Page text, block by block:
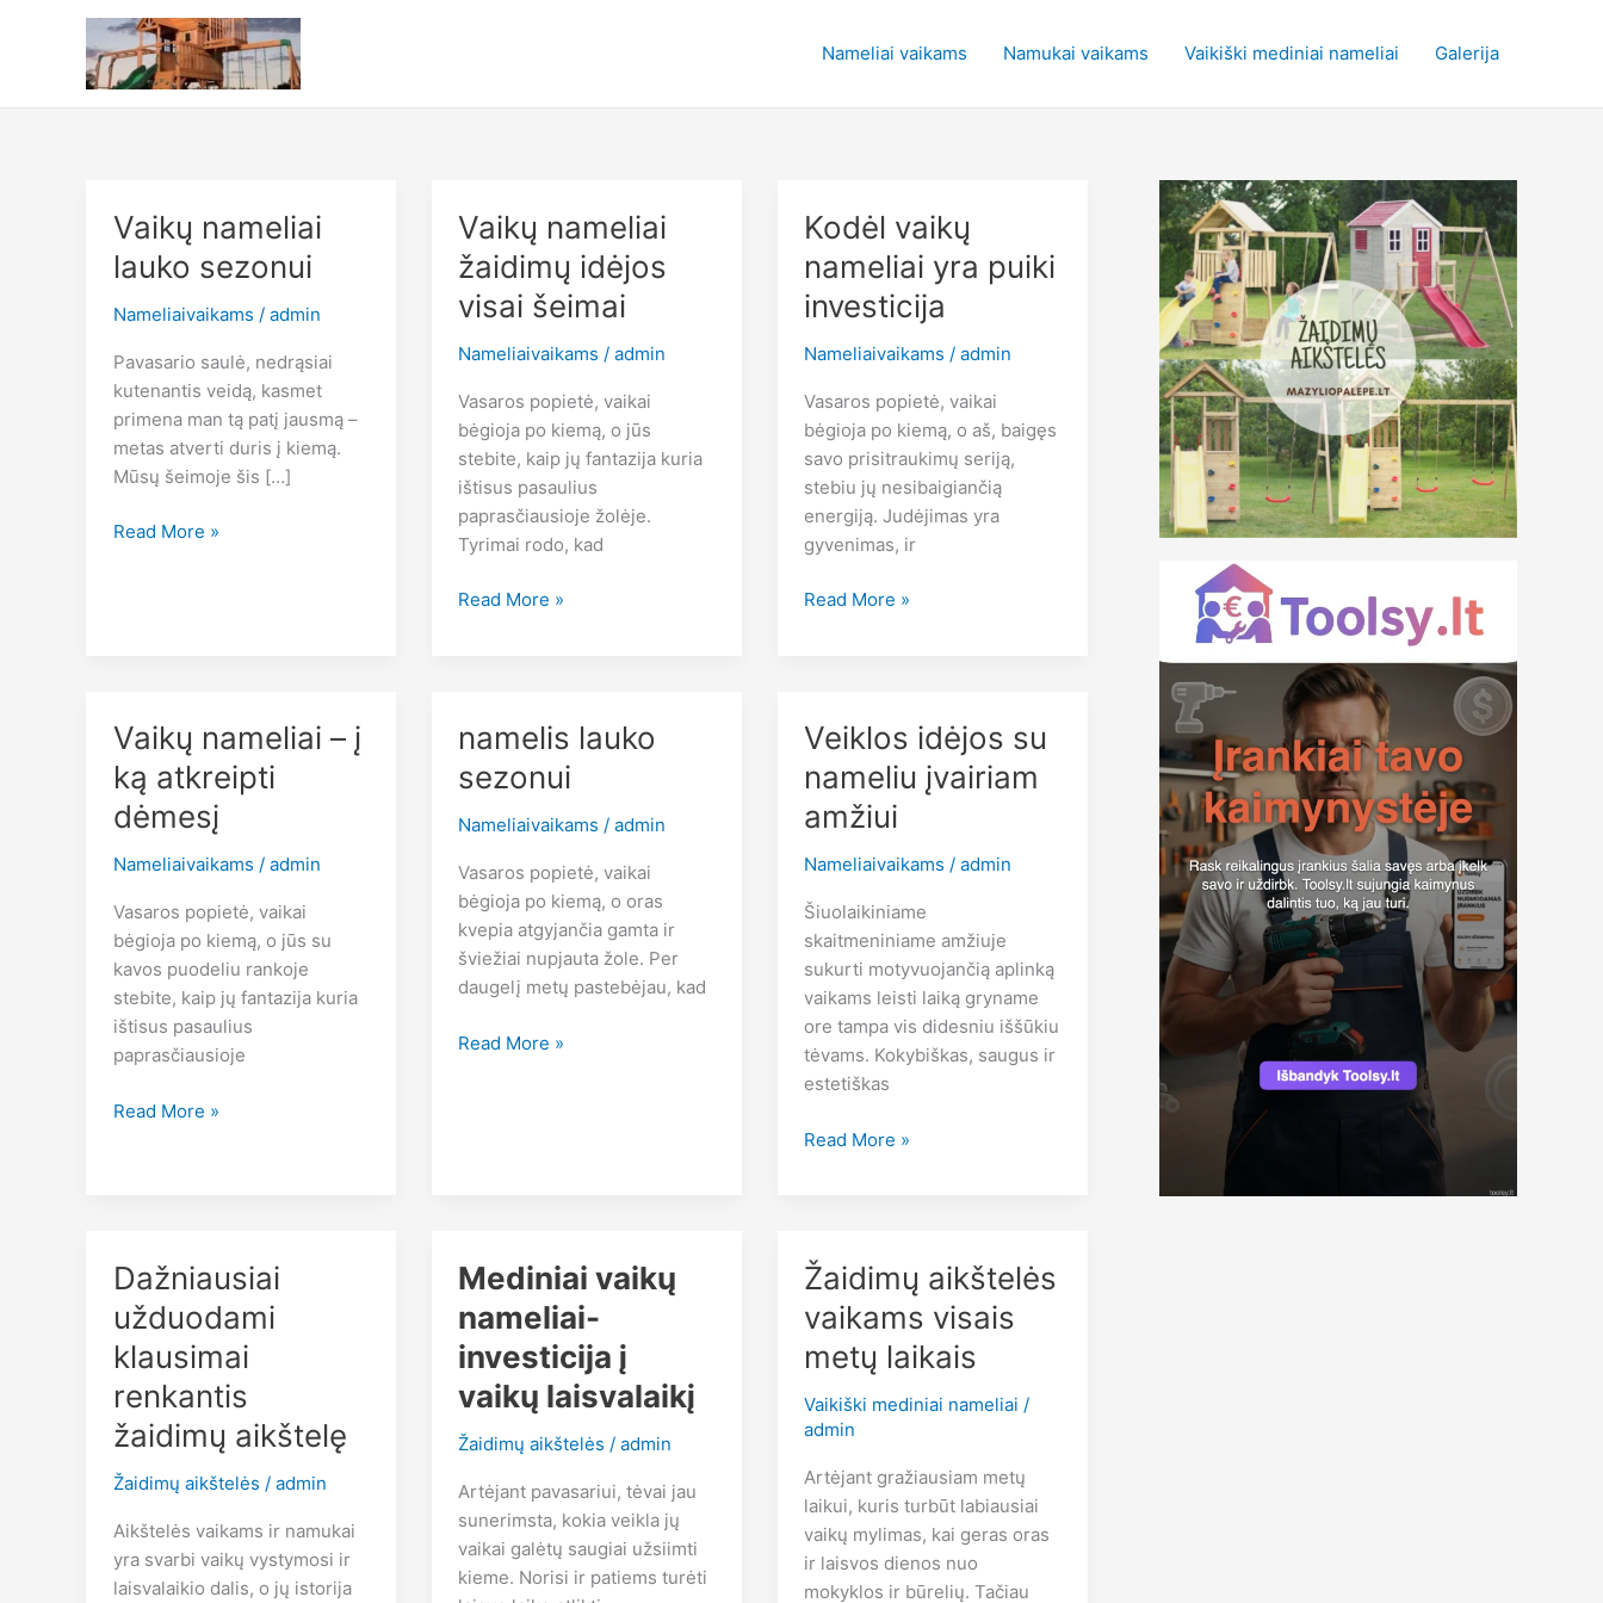
Nameliai vaikams Namukai vaikams Vaikiški mediniai nameliai Galerija
Vaikų nameliai
lauko sezonui
Nameliaivaikams / admin
Pavasario saulė, nedrąsiai
kutenantis veidą, kasmet
primena man tą patį jausmą –
metas atverti duris į kiemą.
Mūsų šeimoje šis […]
Vaikų
Read More »
Vaikų nameliai
žaidimų idėjos
visai šeimai
Nameliaivaikams /admin
Vasaros popietė, vaikai
bėgioja po kiemą, o jūs
stebite, kaip jų fantazija kuria
ištisus pasaulius
paprasčiausioje žolėje.
Tyrimai rodo, kad
Vaikų
šeimai
Read More »
Kodėl vaikų
nameliai yra puiki
investicija
Nameliaivaikams /admin
Vasaros popietė, vaikai
bėgioja po kiemą, o aš, baigęs
savo prisitraukimų seriją,
stebiu jų nesibaigiančią
energiją. Judėjimas yra
gyvenimas, ir
Kodėl
investicija
Read More »
Vaikų nameliai – į
ką atkreipti
dėmesį
Nameliaivaikams / admin
Vasaros popietė, vaikai
bėgioja po kiemą, o jūs su
kavos puodeliu rankoje
stebite, kaip jų fantazija kuria
ištisus pasaulius
paprasčiausioje
Vaikų
dėmesį
Read More »
namelis lauko
sezonui
Nameliaivaikams /admin
Vasaros popietė, vaikai
bėgioja po kiemą, o oras
kvepia atgyjančia gamta ir
šviežiai nupjauta žole. Per
daugelį metų pastebėjau, kad
namelis
Read More »
Veiklos idėjos su
nameliu įvairiam
amžiui
Nameliaivaikams /admin
Šiuolaikiniame
skaitmeniniame amžiuje
sukurti motyvuojančią aplinką
vaikams leisti laiką gryname
ore tampa vis didesniu iššūkiu
tėvams. Kokybiškas, saugus ir
estetiškas
Veiklos
amžiui
Read More »
Dažniausiai
užduodami
klausimai
renkantis
žaidimų aikštelę
Žaidimų aikštelės / admin
Aikštelės vaikams ir namukai
yra svarbi vaikų vystymosi ir
laisvalaikio dalis, o jų istorija
Mediniai vaikų
nameliai-
investicija į
vaikų laisvalaikį
Žaidimų aikštelės /admin
Artėjant pavasariui, tėvai jau
sunerimsta, kokia veikla jų
vaikai galėtų saugiai užsiimti
kieme. Norisi ir patiems turėti
Žaidimų aikštelės
vaikams visais
metų laikais
Vaikiški mediniai nameliai /
admin
Artėjant gražiausiam metų
laikui, kuris turbūt labiausiai
vaikų mylimas, kai geras oras
ir laisvos dienos nuo
mokyklos ir būrelių. Tačiau